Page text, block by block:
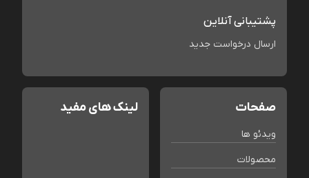
پشتیبانی آنلاین
ارسال درخواست جدید
صفحات
ویدئو ها
محصولات
لینک های مفید